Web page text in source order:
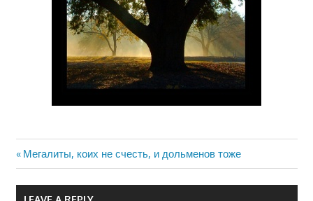
Навигация
Previous
Post:
Мегалиты, коих не счесть, и дольменов тоже